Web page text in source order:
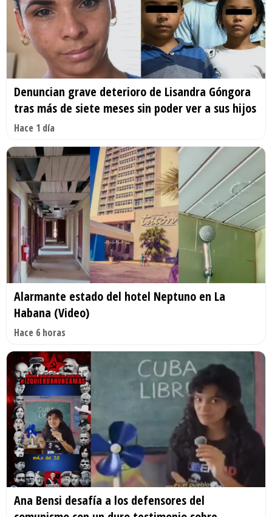
Denuncian grave deterioro de Lisandra Góngora
tras más de siete meses sin poder ver a sus hijos
Hace 1 día
Alarmante estado del hotel Neptuno en La
Habana (Video)
Hace 6 horas
Ana Bensi desafía a los defensores del